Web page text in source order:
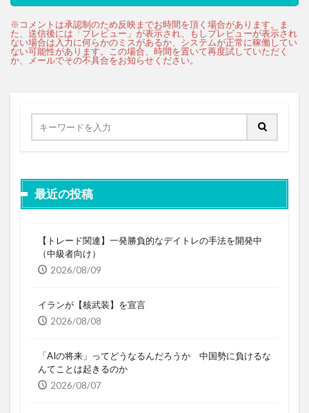
最近の投稿
【トレード関連】一発勝負的なデイトレの手法を開発中
（中級者向け）
2026/08/09
イランが【核武装】を宣言
2026/08/08
「AIの将来」ってどうなるんだろうか 中国勢に負けるな
んてことは起きるのか
2026/08/07